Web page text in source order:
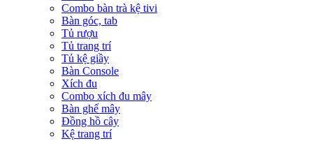
Combo bàn trà kệ tivi
Bàn góc, tab
Tủ rượu
Tủ trang trí
Tủ kệ giầy
Bàn Console
Xích đu
Combo xích đu mây
Bàn ghế mây
Đồng hồ cây
Kệ trang trí